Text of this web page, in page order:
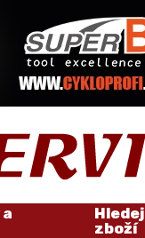
Hledej
zboží